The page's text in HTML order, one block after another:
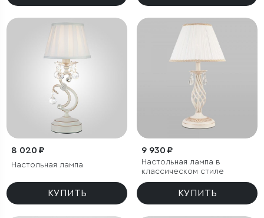
8 020 ₽
Настольная лампа
КУПИТЬ
9 930 ₽
Настольная лампа в
классическом стиле
КУПИТЬ